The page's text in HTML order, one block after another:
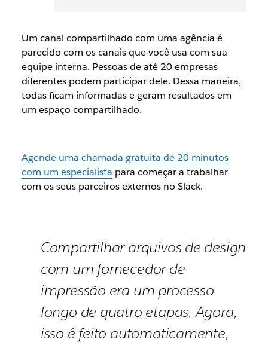
Um canal compartilhado com uma agência é
parecido com os canais que você usa com sua
equipe interna. Pessoas de até 20 empresas
diferentes podem participar dele. Dessa maneira,
todas ficam informadas e geram resultados em
um espaço compartilhado.
Agende uma chamada gratuita de 20 minutos
com um especialista para começar a trabalhar
com os seus parceiros externos no Slack.
Compartilhar arquivos de design
com um fornecedor de
impressão era um processo
longo de quatro etapas. Agora,
isso é feito automaticamente,